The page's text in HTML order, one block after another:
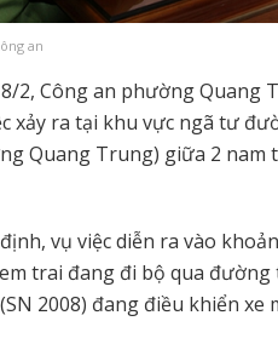
an
2, Công an phường Quang
xảy ra tại khu vực ngã tư
Quang Trung) giữa 2 nam
vụ việc diễn ra vào
trai đang đi bộ qua
2008) đang điều khiển